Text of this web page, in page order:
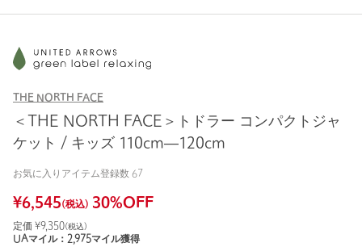
THE NORTH FACE
＜THE NORTH FACE＞トドラー コンパクトジャ
ケット / キッズ 110cm―120cm
お気に入りアイテム登録数 67
¥6,545(税込) 30%OFF
定価 ¥9,350(税込)
UAマイル： 2,975マイル獲得